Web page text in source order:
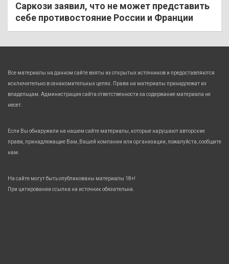
Саркози заявил, что не может представить
себе противостояние России и Франции
Все материалы на данном сайте взяты из открытых источников и предоставляются
исключительно в ознакомительных целях. Права на материалы принадлежат их
владельцам. Администрация сайта ответственности за содержание материала не
несет.
Если Вы обнаружили на нашем сайте материалы, которые нарушают авторские
права, принадлежащие Вам, Вашей компании или организации, пожалуйста, сообщите
нам.
На сайте могут быть опубликованы материалы 18+!
При цитировании ссылка на источник обязательна.